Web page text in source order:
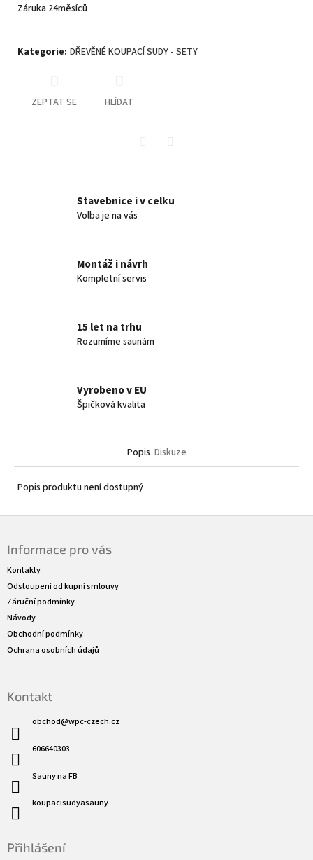
Záruka 24měsíců
Kategorie: DŘEVĚNÉ KOUPACÍ SUDY - SETY
ZEPTAT SE HLÍDAT
Stavebnice i v celku
Volba je na vás
Montáž i návrh
Kompletní servis
15 let na trhu
Rozumíme saunám
Vyrobeno v EU
Špičková kvalita
Popis Diskuze
Popis produktu není dostupný
Informace pro vás
Kontakty
Odstoupení od kupní smlouvy
Záruční podmínky
Návody
Obchodní podmínky
Ochrana osobních údajů
Kontakt
obchod@wpc-czech.cz
606640303
Sauny na FB
koupacisudyasauny
Přihlášení